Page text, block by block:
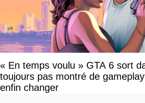
« En temps voulu » GTA 6 sort
toujours pas montré de
enfin changer